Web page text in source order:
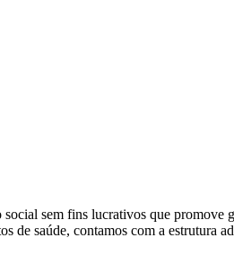
sem fins lucrativos que
saúde, contamos com a estrutura